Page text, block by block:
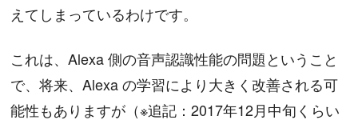
えてしまっているわけです。
これは、Alexa 側の音声認識性能の問題ということ
で、将来、Alexa の学習により大きく改善される可
能性もありますが（※追記：2017年12月中旬くらい